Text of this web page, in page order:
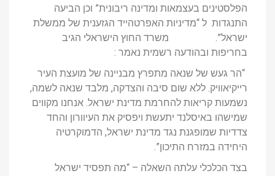
הפלסטינים בעצמאות ומדינה ריבונית” וכן הביעה
התנגדות ל “מדיניות האפרטהייד הגזענית של ממשלת
ישראל”. משרד החוץ הישראלי הגיב
בחריפות ובהודעה רשמית נאמר :
“הר געש של שנאה מתפרץ מבניינה של מועצת העיר
רייקיאוויק. ללא שום סיבה והצדקה, מלבד שנאה לשמה,
נשמעות קריאות להחרמת מדינת ישראל. אנחנו מקווים
שמישהו באיסלנד יתעשת ויפסיק את העיוורון והחד
צדדיות שמופגנת נגד מדינת ישראל, הדמוקרטיה
היחידה במזרח התיכון”.
בצד הכלכלי עלתה השאלה – “מה תפסיד ישראל